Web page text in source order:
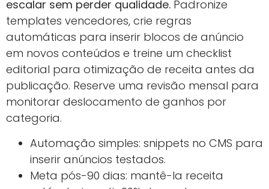
escalar sem perder qualidade. Padronize
templates vencedores, crie regras
automáticas para inserir blocos de anúncio
em novos conteúdos e treine um checklist
editorial para otimização de receita antes da
publicação. Reserve uma revisão mensal para
monitorar deslocamento de ganhos por
categoria.
Automação simples: snippets no CMS para
inserir anúncios testados.
Meta pós-90 dias: mantê-la receita